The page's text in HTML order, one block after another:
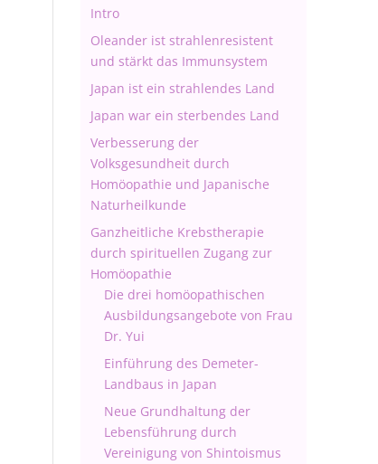
Intro
Oleander ist strahlenresistent
und stärkt das Immunsystem
Japan ist ein strahlendes Land
Japan war ein sterbendes Land
Verbesserung der
Volksgesundheit durch
Homöopathie und Japanische
Naturheilkunde
Ganzheitliche Krebstherapie
durch spirituellen Zugang zur
Homöopathie
Die drei homöopathischen
Ausbildungsangebote von Frau
Dr. Yui
Einführung des Demeter-
Landbaus in Japan
Neue Grundhaltung der
Lebensführung durch
Vereinigung von Shintoismus